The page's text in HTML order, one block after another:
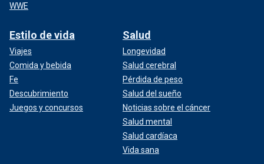
WWE
Estilo de vida
Viajes
Comida y bebida
Fe
Descubrimiento
Juegos y concursos
Salud
Longevidad
Salud cerebral
Pérdida de peso
Salud del sueño
Noticias sobre el cáncer
Salud mental
Salud cardíaca
Vida sana